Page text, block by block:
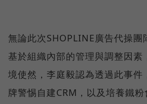
無論此次SHOPLINE廣告代操團
基於組織內部的管理與調整因素
境使然，李庭毅認為透過此事件
牌警惕自建CRM，以及培養鐵粉